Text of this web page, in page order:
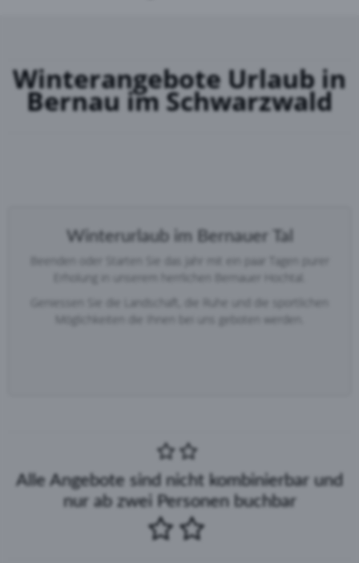
Winterangebote Urlaub in
Bernau im Schwarzwald
Winterurlaub im Bernauer Tal
Beenden oder Starten Sie das Jahr mit ein paar Tagen purer
Erholung in unserem herrlichen Bernauer Hochtal.
Geniessen Sie die Landschaft, die Ruhe und die sportlichen
Möglichkeiten die Ihnen bei uns geboten werden.
Alle Angebote sind nicht kombinierbar und
nur ab zwei Personen buchbar